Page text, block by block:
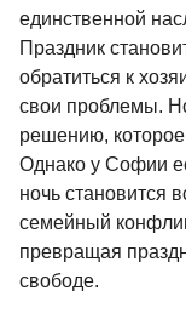
единственной
Праздник
обратиться к
свои проблемы.
решению,
Однако у Софии
ночь становится
семейный
превращая
свободе.